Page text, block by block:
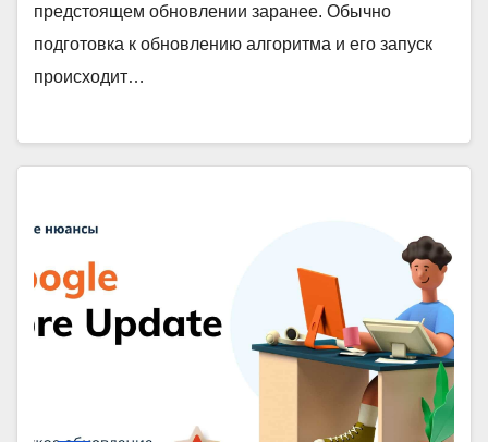
предстоящем обновлении заранее. Обычно
подготовка к обновлению алгоритма и его запуск
происходит…